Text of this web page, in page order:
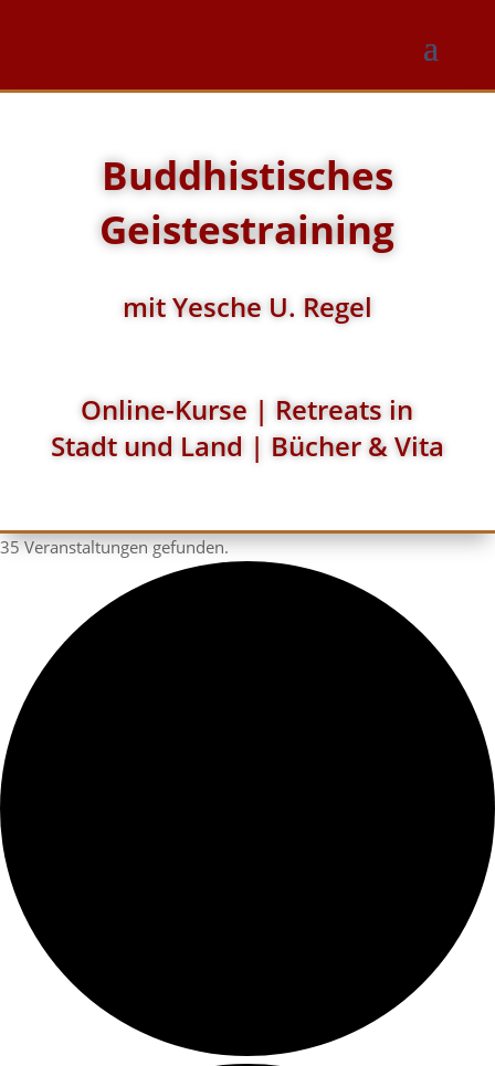
Buddhistisches
Geistestraining
mit Yesche U. Regel
Online-Kurse | Retreats in
Stadt und Land | Bücher & Vita
35 Veranstaltungen gefunden.